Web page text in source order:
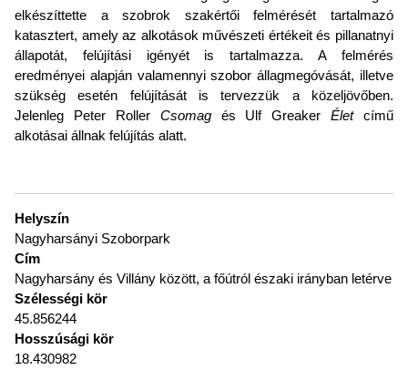
elkészíttette a szobrok szakértői felmérését tartalmazó
katasztert, amely az alkotások művészeti értékeit és pillanatnyi
állapotát, felújítási igényét is tartalmazza. A felmérés
eredményei alapján valamennyi szobor állagmegóvását, illetve
szükség esetén felújítását is tervezzük a közeljövőben.
Jelenleg Peter Roller Csomagés Ulf GreakerÉletcímű
alkotásai állnak felújítás alatt.
Helyszín
Nagyharsányi Szoborpark
Cím
Nagyharsány és Villány között, a főútról északi irányban letérve
Szélességi kör
45.856244
Hosszúsági kör
18.430982